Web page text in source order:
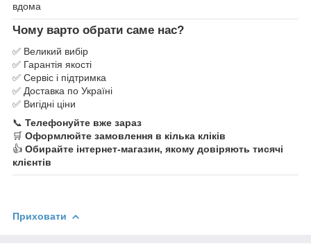
вдома
Чому варто обрати саме нас?
✅ Великий вибір
✅ Гарантія якості
✅ Сервіс і підтримка
✅ Доставка по Україні
✅ Вигідні ціни
📞 Телефонуйте вже зараз
🛒 Оформлюйте замовлення в кілька кліків
👍 Обирайте інтернет-магазин, якому довіряють тисячі
клієнтів
Приховати